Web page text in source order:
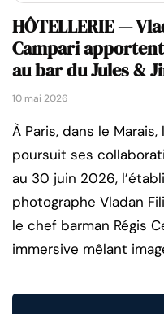
HÔTELLERIE —
Campari
au bar du Jules &
10 mai 2026
À Paris, dans le
poursuit ses
au 30 juin 2026,
photographe Vladan
le chef barman Régis
immersive mêlant